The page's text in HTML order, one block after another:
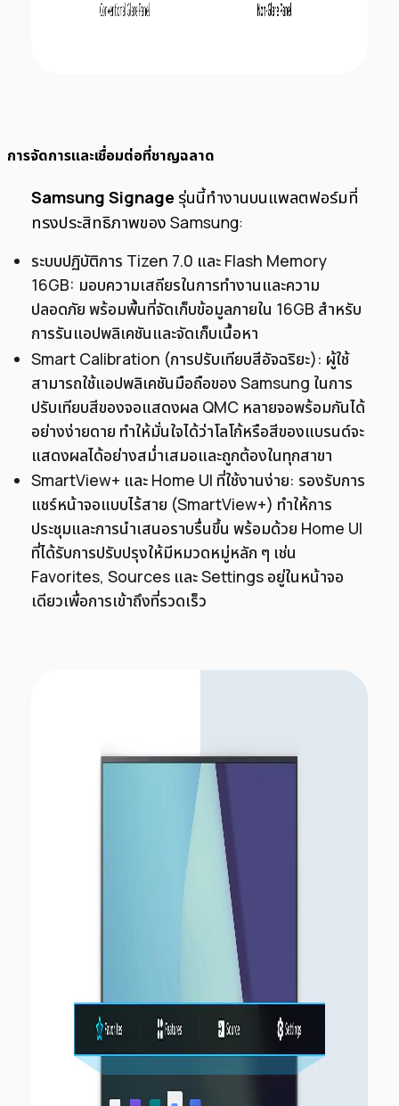
การจัดการและเชื่อมต่อที่ชาญฉลาด
Samsung Signage รุ่นนี้ทำงานบนแพลตฟอร์มที่
ทรงประสิทธิภาพของ Samsung:
ระบบปฏิบัติการ Tizen 7.0 และ Flash Memory
16GB: มอบความเสถียรในการทำงานและความ
ปลอดภัย พร้อมพื้นที่จัดเก็บข้อมูลภายใน 16GB สำหรับ
การรันแอปพลิเคชันและจัดเก็บเนื้อหา
Smart Calibration (การปรับเทียบสีอัจฉริยะ): ผู้ใช้
สามารถใช้แอปพลิเคชันมือถือของ Samsung ในการ
ปรับเทียบสีของจอแสดงผล QMC หลายจอพร้อมกันได้
อย่างง่ายดาย ทำให้มั่นใจได้ว่าโลโก้หรือสีของแบรนด์จะ
แสดงผลได้อย่างสม่ำเสมอและถูกต้องในทุกสาขา
SmartView+ และ Home UI ที่ใช้งานง่าย: รองรับการ
แชร์หน้าจอแบบไร้สาย (SmartView+) ทำให้การ
ประชุมและการนำเสนอราบรื่นขึ้น พร้อมด้วย Home UI
ที่ได้รับการปรับปรุงให้มีหมวดหมู่หลัก ๆ เช่น
Favorites, Sources และ Settings อยู่ในหน้าจอ
เดียวเพื่อการเข้าถึงที่รวดเร็ว